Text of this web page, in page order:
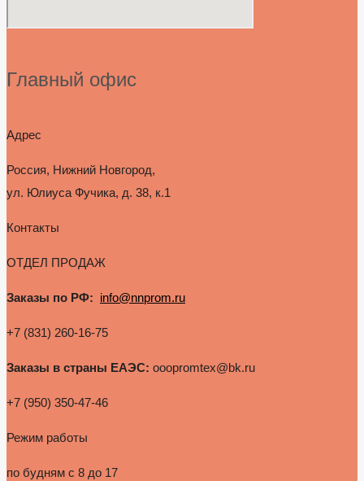
Главный офис
Адрес
Россия, Нижний Новгород,
ул. Юлиуса Фучика, д. 38, к.1
Контакты
ОТДЕЛ ПРОДАЖ
Заказы по РФ: info@nnprom.ru
+7 (831) 260-16-75
Заказы в страны ЕАЭС: ooopromtex@bk.ru
+7 (950) 350-47-46
Режим работы
по будням с 8 до 17